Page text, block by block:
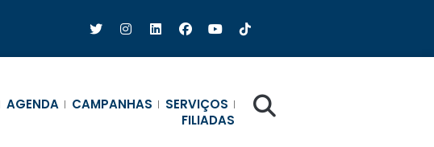
AGENDA CAMPANHAS
SERVIÇOS
FILIADAS